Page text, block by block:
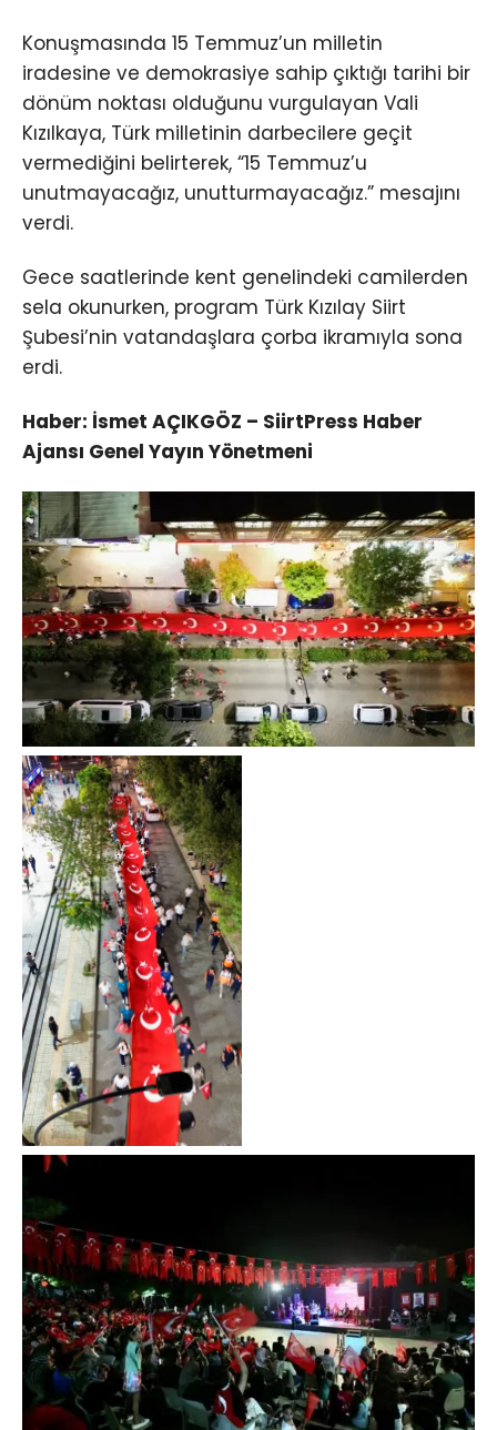
Konuşmasında 15 Temmuz’un milletin
iradesine ve demokrasiye sahip çıktığı tarihi bir
dönüm noktası olduğunu vurgulayan Vali
Kızılkaya, Türk milletinin darbecilere geçit
vermediğini belirterek, “15 Temmuz’u
unutmayacağız, unutturmayacağız.” mesajını
verdi.
Gece saatlerinde kent genelindeki camilerden
sela okunurken, program Türk Kızılay Siirt
Şubesi’nin vatandaşlara çorba ikramıyla sona
erdi.
Haber: İsmet AÇIKGÖZ – SiirtPress Haber
Ajansı Genel Yayın Yönetmeni